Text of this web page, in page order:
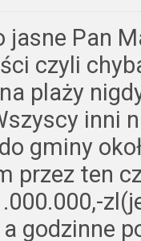
jasne Pan
czyli
plaży
inni
gminy
przez ten
godzinne